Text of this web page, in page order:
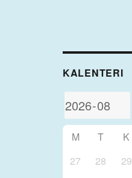
KALENTERI
M T K
27
28 29